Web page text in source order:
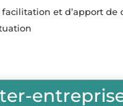
et d’apport de